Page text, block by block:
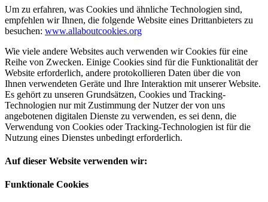
Um zu erfahren, was Cookies und ähnliche Technologien sind,
empfehlen wir Ihnen, die folgende Website eines Drittanbieters zu
besuchen: www.allaboutcookies.org
Wie viele andere Websites auch verwenden wir Cookies für eine
Reihe von Zwecken. Einige Cookies sind für die Funktionalität der
Website erforderlich, andere protokollieren Daten über die von
Ihnen verwendeten Geräte und Ihre Interaktion mit unserer Website.
Es gehört zu unseren Grundsätzen, Cookies und Tracking-
Technologien nur mit Zustimmung der Nutzer der von uns
angebotenen digitalen Dienste zu verwenden, es sei denn, die
Verwendung von Cookies oder Tracking-Technologien ist für die
Nutzung eines Dienstes unbedingt erforderlich.
Auf dieser Website verwenden wir:
Funktionale Cookies